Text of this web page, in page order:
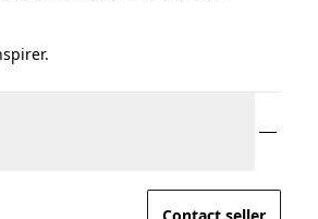
Contact seller